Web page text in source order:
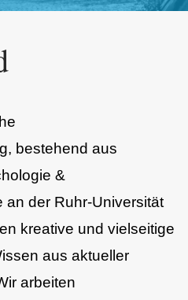
bestehend aus
&
der Ruhr-Universität
kreative und vielseitige
aus aktueller
arbeiten